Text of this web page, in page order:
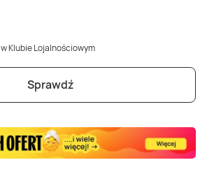
Masaż orientalny
w Klubie Lojalnościowym
Sprawdź